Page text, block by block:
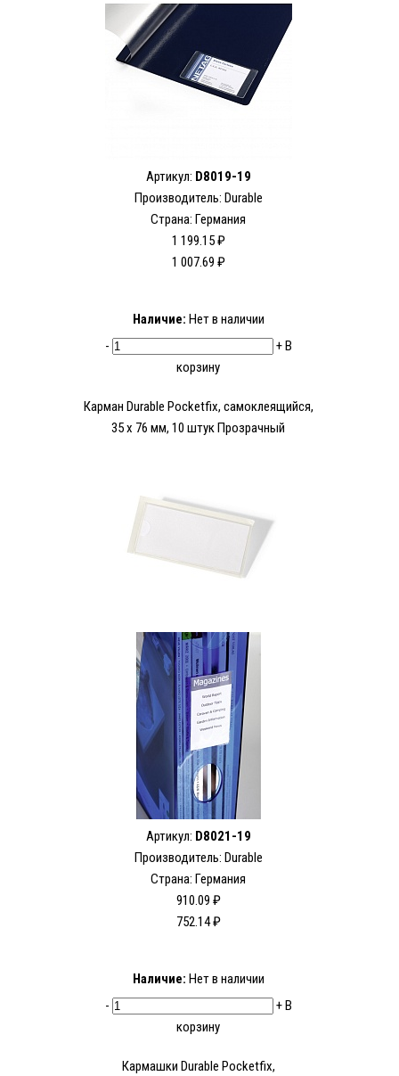
Артикул: D8019-19
Производитель: Durable
Страна: Германия
1 199.15 ₽
1 007.69 ₽
Наличие: Нет в наличии
-
+В
корзину
Карман Durable Pocketfix, самоклеящийся,
35 x 76 мм, 10 штук Прозрачный
Артикул: D8021-19
Производитель: Durable
Страна: Германия
910.09 ₽
752.14 ₽
Наличие: Нет в наличии
-
+В
корзину
Кармашки Durable Pocketfix,